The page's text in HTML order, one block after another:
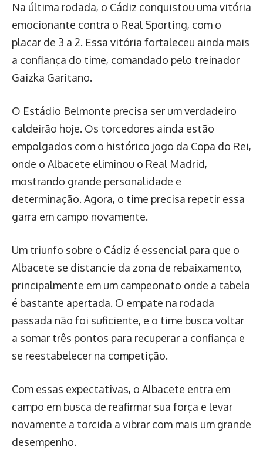
Na última rodada, o Cádiz conquistou uma vitória
emocionante contra o Real Sporting, com o
placar de 3 a 2. Essa vitória fortaleceu ainda mais
a confiança do time, comandado pelo treinador
Gaizka Garitano.
O Estádio Belmonte precisa ser um verdadeiro
caldeirão hoje. Os torcedores ainda estão
empolgados com o histórico jogo da Copa do Rei,
onde o Albacete eliminou o Real Madrid,
mostrando grande personalidade e
determinação. Agora, o time precisa repetir essa
garra em campo novamente.
Um triunfo sobre o Cádiz é essencial para que o
Albacete se distancie da zona de rebaixamento,
principalmente em um campeonato onde a tabela
é bastante apertada. O empate na rodada
passada não foi suficiente, e o time busca voltar
a somar três pontos para recuperar a confiança e
se reestabelecer na competição.
Com essas expectativas, o Albacete entra em
campo em busca de reafirmar sua força e levar
novamente a torcida a vibrar com mais um grande
desempenho.